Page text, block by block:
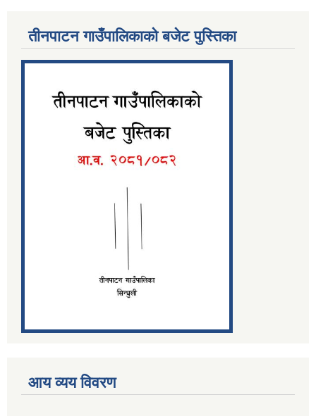
तीनपाटन गाउँपालिकाको बजेट पुस्तिका
आय व्यय विवरण